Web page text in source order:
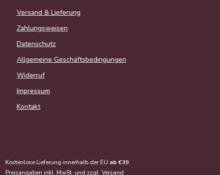
Versand & Lieferung
Zahlungsweisen
Datenschutz
Allgemeine Geschäftsbedingungen
Widerruf
Impressum
Kontakt
Kostenlose Lieferung innerhalb der EU ab €39
Preisangaben inkl. MwSt. und zzgl.Versand